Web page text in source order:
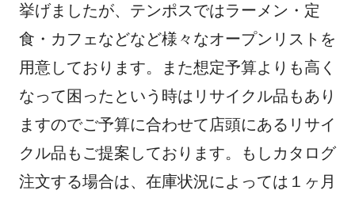
挙げましたが、テンポスではラーメン・定
食・カフェなどなど様々なオープンリストを
用意しております。また想定予算よりも高く
なって困ったという時はリサイクル品もあり
ますのでご予算に合わせて店頭にあるリサイ
クル品もご提案しております。もしカタログ
注文する場合は、在庫状況によっては１ヶ月